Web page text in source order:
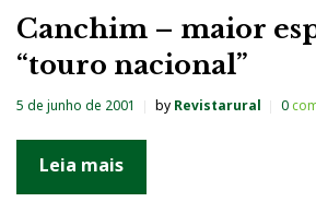
Canchim – maior
“touro nacional”
5 de junho de 2001 by Revistarural 0
Leia mais